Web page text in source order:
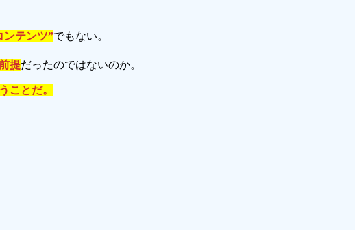
ンテンツ”でもない。
提だったのではないのか。
ことだ。